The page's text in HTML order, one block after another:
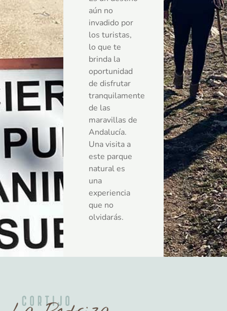
aún no
invadido por
los turistas,
lo que te
brinda la
oportunidad
de disfrutar
tranquilamente
de las
maravillas de
Andalucía.
Una visita a
este parque
natural es
una
experiencia
que no
olvidarás.